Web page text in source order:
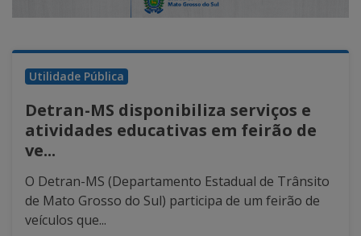
Utilidade Pública
Detran-MS disponibiliza serviços e
atividades educativas em feirão de
ve...
O Detran-MS (Departamento Estadual de Trânsito
de Mato Grosso do Sul) participa de um feirão de
veículos que...